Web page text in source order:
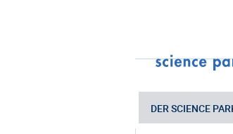
DER SCIENCE
Sie sind hier: